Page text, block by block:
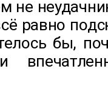
не
равно
бы,